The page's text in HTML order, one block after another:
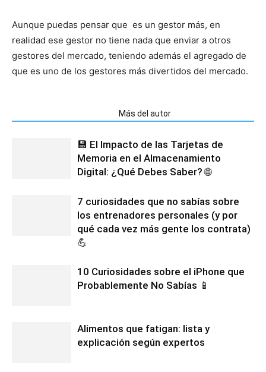
Aunque puedas pensar que es un gestor más, en
realidad ese gestor no tiene nada que enviar a otros
gestores del mercado, teniendo además el agregado de
que es uno de los gestores más divertidos del mercado.
Más del autor
💾 El Impacto de las Tarjetas de
Memoria en el Almacenamiento
Digital: ¿Qué Debes Saber? 🌐
7 curiosidades que no sabías sobre
los entrenadores personales (y por
qué cada vez más gente los contrata)
💪
10 Curiosidades sobre el iPhone que
Probablemente No Sabías 📱
Alimentos que fatigan: lista y
explicación según expertos